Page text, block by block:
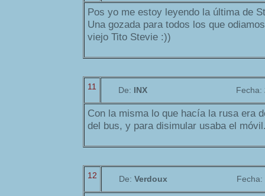
Pos yo me estoy leyendo la última de
Una gozada para todos los que
viejo Tito Stevie :))
11 De: INX Fecha:
Con la misma lo que hacía la rusa era
del bus, y para disimular usaba el
12 De: Verdoux Fecha: